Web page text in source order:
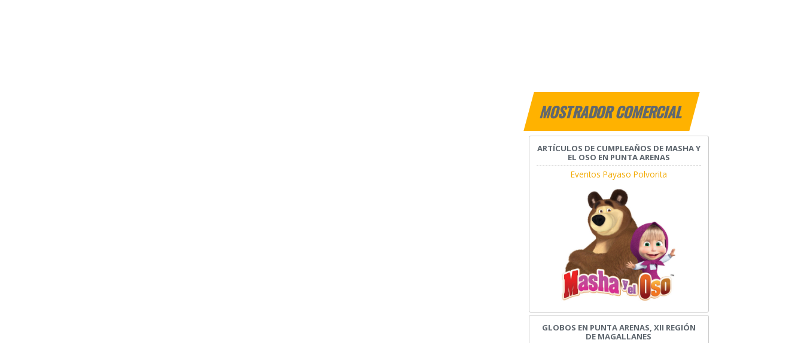
MOSTRADOR COMERCIAL
ARTÍCULOS DE CUMPLEAÑOS DE MASHA Y
EL OSO EN PUNTA ARENAS
Eventos Payaso Polvorita
GLOBOS EN PUNTA ARENAS, XII REGIÓN
DE MAGALLANES